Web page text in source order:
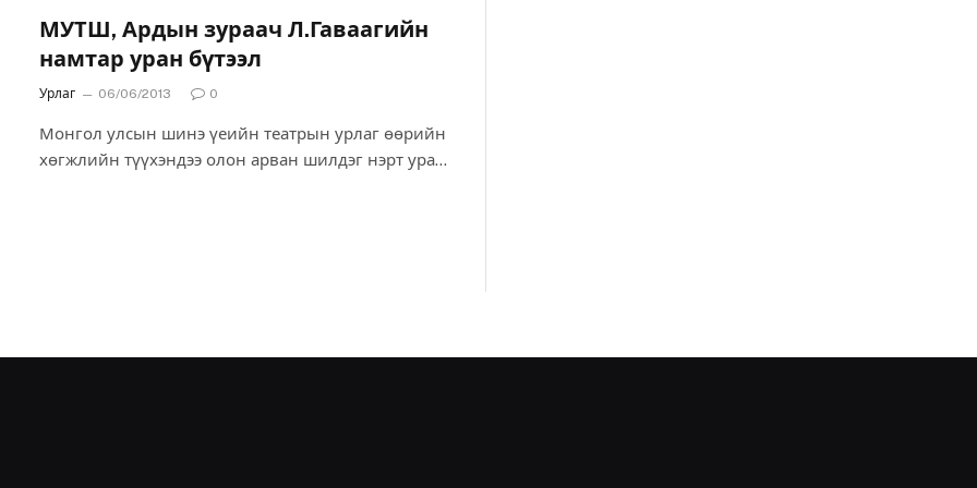
МУТШ, Ардын зураач Л.Гаваагийн
намтар уран бүтээл
Урлаг 06/06/2013 0
Монгол улсын шинэ үеийн театрын урлаг өөрийн
хөгжлийн түүхэндээ олон арван шилдэг нэрт уран